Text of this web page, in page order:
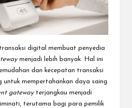
digital membuat penyedia
menjadi lebih banyak. Hal ini
dan kecepatan transaksi
untuk mempertahankan daya saing
gateway terjangkau menjadi
terutama bagi para pemilik